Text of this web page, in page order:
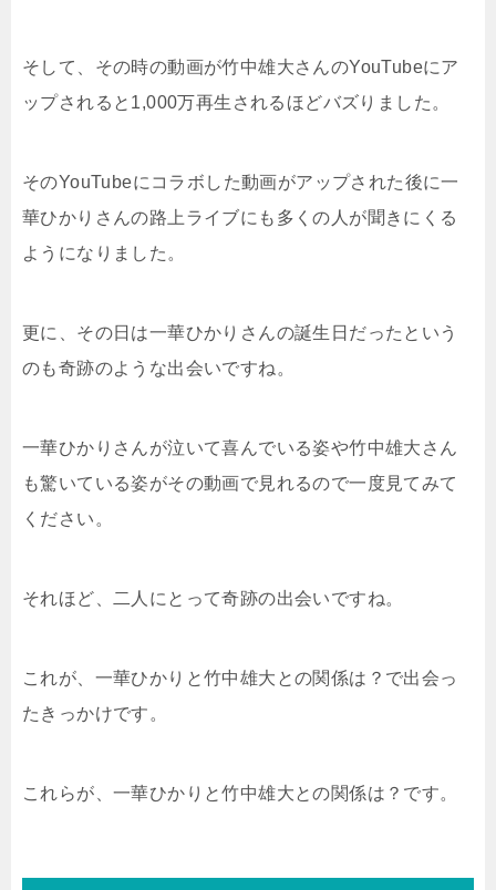
そして、その時の動画が竹中雄大さんのYouTubeにア
ップされると1,000万再生されるほどバズりました。
そのYouTubeにコラボした動画がアップされた後に一
華ひかりさんの路上ライブにも多くの人が聞きにくる
ようになりました。
更に、その日は一華ひかりさんの誕生日だったという
のも奇跡のような出会いですね。
一華ひかりさんが泣いて喜んでいる姿や竹中雄大さん
も驚いている姿がその動画で見れるので一度見てみて
ください。
それほど、二人にとって奇跡の出会いですね。
これが、一華ひかりと竹中雄大との関係は？で出会っ
たきっかけです。
これらが、一華ひかりと竹中雄大との関係は？です。